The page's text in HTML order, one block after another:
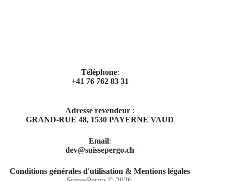
Téléphone:
+41 76 762 83 31
Adresse revendeur :
GRAND-RUE 48, 1530 PAYERNE VAUD
Email​:
dev@suissepergo.ch
Conditions générales d'utilisation & Mentions légales